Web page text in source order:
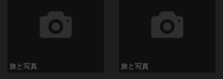
旅と写真 旅と写真